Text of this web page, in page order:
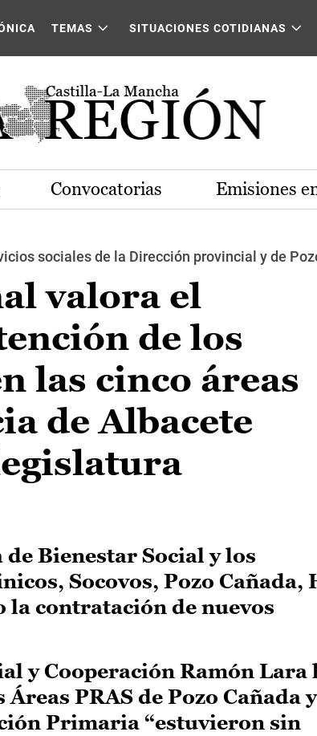
TEMAS SITUACIONES COTIDIANAS
Convocatorias Emisiones
sociales de la Dirección provincial y de
valora el
de los
las cinco áreas
de Albacete
Bienestar Social y los
Socovos, Pozo Cañada,
la contratación de nuevos
y Cooperación Ramón Lara
PRAS de Pozo Cañada
Primaria “estuvieron sin